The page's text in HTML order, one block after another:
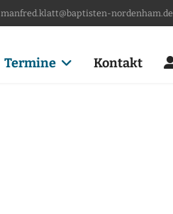
manfred.klatt@baptisten-nordenham.de
Termine Kontakt